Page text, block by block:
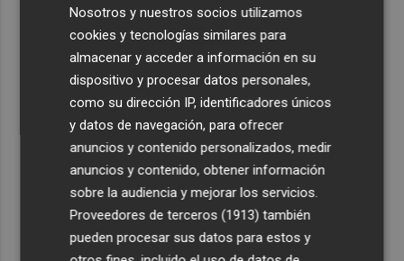
reabrir la ermita de Sant Cristòfol tras su cierre en 2021
El Xixo Xixero llena de tradición y ambiente la Playa
Casablanca de Almenara
Recibe toda la actualidad de
Plaza Podcast en tu correo
Quiero suscribirme
Nosotros y nuestros socios utilizamos
cookies y tecnologías similares para
almacenar y acceder a información en su
dispositivo y procesar datos personales,
como su dirección IP, identificadores únicos
y datos de navegación, para ofrecer
anuncios y contenido personalizados, medir
anuncios y contenido, obtener información
sobre la audiencia y mejorar los servicios.
Proveedores de terceros (1913) también
pueden procesar sus datos para estos y